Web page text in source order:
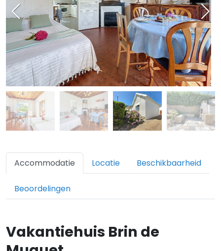
Accommodatie Locatie Beschikbaarheid
Beoordelingen
Vakantiehuis Brin de